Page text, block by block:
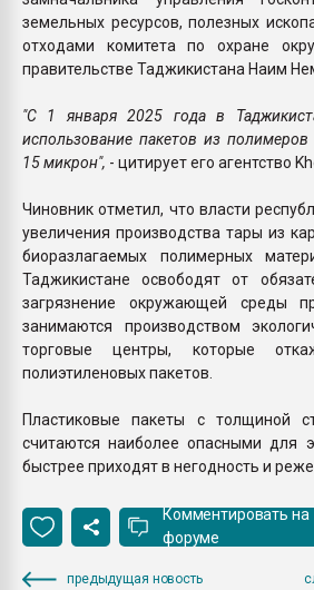
земельных ресурсов, полезных
отходами комитета по охране
правительстве Таджикистана Наим
"С 1 января 2025 года в
использование пакетов из
15 микрон", - цитирует его агентство
Чиновник отметил, что власти
увеличения производства тары из
биоразлагаемых полимерных
Таджикистане освободят от
загрязнение окружающей среды
занимаются производством
торговые центры, которые
полиэтиленовых пакетов.
Пластиковые пакеты с толщиной
считаются наиболее опасными для
быстрее приходят в негодность и
Комментировать на
форуме
предыдущая новость